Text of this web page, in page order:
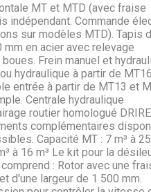
MT et MTD (avec fraise
indépendant. Commande
sur modèles MTD). Tapis
en acier avec relevage
Frein manuel et
hydraulique à partir de
entrée à partir de MT13 et
Centrale hydraulique
routier homologué
complémentaires
Capacité MT : 7 m³ à
à 16 m³ Le kit pour la
: Rotor avec une
d'une largeur de 1 500 mm.